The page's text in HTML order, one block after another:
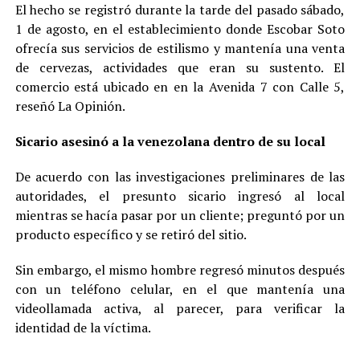
El hecho se registró durante la tarde del pasado sábado,
1 de agosto, en el establecimiento donde Escobar Soto
ofrecía sus servicios de estilismo y mantenía una venta
de cervezas, actividades que eran su sustento. El
comercio está ubicado en en la Avenida 7 con Calle 5,
reseñó La Opinión.
Sicario asesinó a la venezolana dentro de su local
De acuerdo con las investigaciones preliminares de las
autoridades, el presunto sicario ingresó al local
mientras se hacía pasar por un cliente; preguntó por un
producto específico y se retiró del sitio.
Sin embargo, el mismo hombre regresó minutos después
con un teléfono celular, en el que mantenía una
videollamada activa, al parecer, para verificar la
identidad de la víctima.